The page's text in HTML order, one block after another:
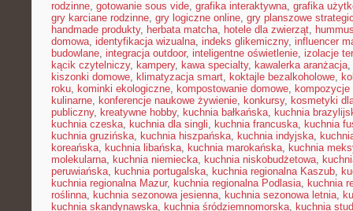
rodzinne, gotowanie sous vide, grafika interaktywna, grafika
gry karciane rodzinne, gry logiczne online, gry planszowe
handmade produkty, herbata matcha, hotele dla zwierząt,
domowa, identyfikacja wizualna, indeks glikemiczny, influencer
budowlane, integracja outdoor, inteligentne oświetlenie, izolacje
kącik czytelniczy, kampery, kawa specialty, kawalerka aranżacja,
kiszonki domowe, klimatyzacja smart, koktajle bezalkoholowe,
roku, kominki ekologiczne, kompostowanie domowe, kompozycje
kulinarne, konferencje naukowe żywienie, konkursy, kosmetyki
publiczny, kreatywne hobby, kuchnia bałkańska, kuchnia
kuchnia czeska, kuchnia dla singli, kuchnia francuska, kuchnia
kuchnia gruzińska, kuchnia hiszpańska, kuchnia indyjska,
koreańska, kuchnia libańska, kuchnia marokańska, kuchnia
molekularna, kuchnia niemiecka, kuchnia niskobudżetowa,
peruwiańska, kuchnia portugalska, kuchnia regionalna Kaszub,
kuchnia regionalna Mazur, kuchnia regionalna Podlasia, kuchnia
roślinna, kuchnia sezonowa jesienna, kuchnia sezonowa letnia,
kuchnia skandynawska, kuchnia śródziemnomorska, kuchnia